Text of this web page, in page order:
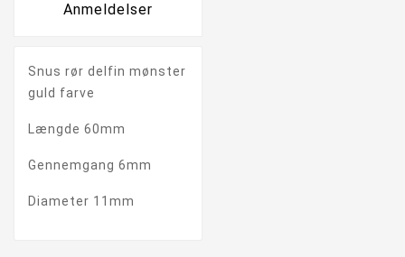
Anmeldelser
Snus rør delfin mønster
guld farve
Længde 60mm
Gennemgang 6mm
Diameter 11mm